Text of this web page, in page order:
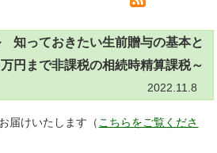
知っておきたい生前贈与の基本と
まで非課税の相続時精算課税～
2022.11.8
届けいたします（ こちらをご覧くださ